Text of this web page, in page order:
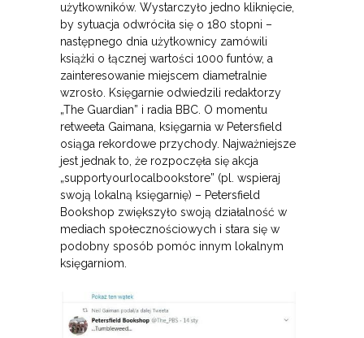
użytkowników. Wystarczyło jedno kliknięcie,
by sytuacja odwróciła się o 180 stopni –
następnego dnia użytkownicy zamówili
książki o łącznej wartości 1000 funtów, a
zainteresowanie miejscem diametralnie
wzrosło. Księgarnie odwiedzili redaktorzy
„The Guardian” i radia BBC. O momentu
retweeta Gaimana, księgarnia w Petersfield
osiąga rekordowe przychody. Najważniejsze
jest jednak to, że rozpoczęła się akcja
„supportyourlocalbookstore” (pl. wspieraj
swoją lokalną księgarnię) – Petersfield
Bookshop zwiększyło swoją działalność w
mediach społecznościowych i stara się w
podobny sposób pomóc innym lokalnym
księgarniom.